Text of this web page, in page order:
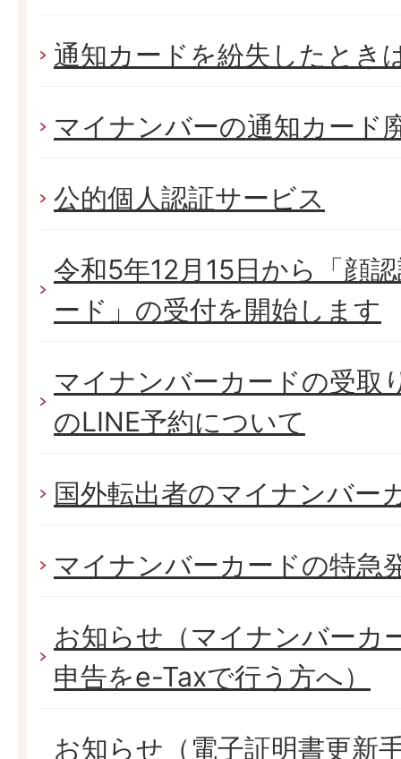
通知カードを紛失したとき
マイナンバーの通知カード
公的個人認証サービス
令和5年12月15日から「顔
ード」の受付を開始します
マイナンバーカードの受取
のLINE予約について
国外転出者のマイナンバー
マイナンバーカードの特急
お知らせ（マイナンバーカ
申告をe-Taxで行う方へ）
お知らせ（電子証明書更新